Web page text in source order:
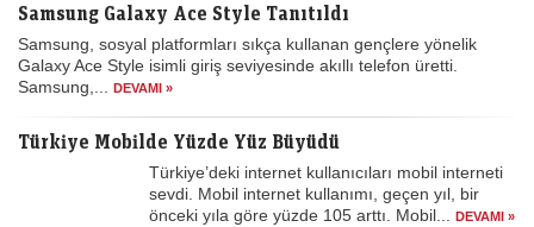
Samsung Galaxy Ace Style Tanıtıldı
Samsung, sosyal platformları sıkça kullanan gençlere yönelik
Galaxy Ace Style isimli giriş seviyesinde akıllı telefon üretti.
Samsung,... DEVAMI »
Türkiye Mobilde Yüzde Yüz Büyüdü
Türkiye’deki internet kullanıcıları mobil interneti
sevdi. Mobil internet kullanımı, geçen yıl, bir
önceki yıla göre yüzde 105 arttı. Mobil... DEVAMI »